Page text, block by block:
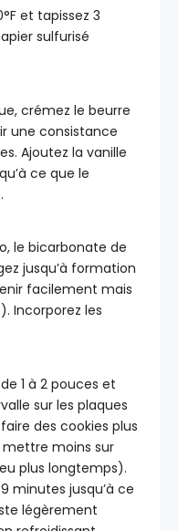
et tapissez 3
sulfurisé
crémez le beurre
une consistance
Ajoutez la vanille
ce que le
le bicarbonate de
jusqu’à formation
facilement mais
Incorporez les
1 à 2 pouces et
sur les plaques
des cookies plus
mettre moins sur
plus longtemps).
minutes jusqu’à ce
légèrement